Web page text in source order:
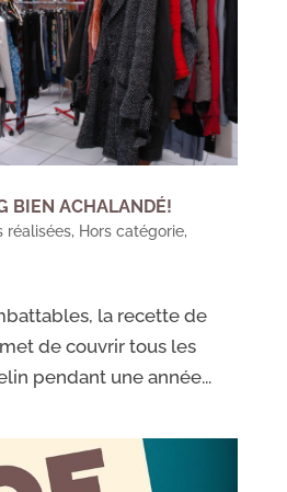
BIEN ACHALANDÉ!
réalisées, Hors catégorie,
la recette de
de couvrir tous les
pendant une année...